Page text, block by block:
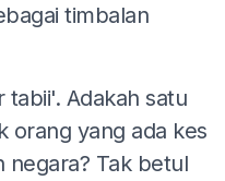
timbalan
tabii'. Adakah satu
orang yang ada kes
negara? Tak betul